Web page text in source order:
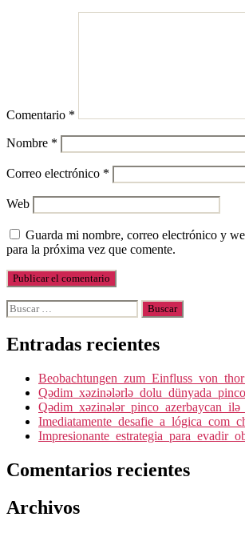
Comentario *
Nombre *
Correo electrónico *
Web
Guarda mi nombre, correo electrónico y
para la próxima vez que comente.
Entradas recientes
Comentarios recientes
Archivos